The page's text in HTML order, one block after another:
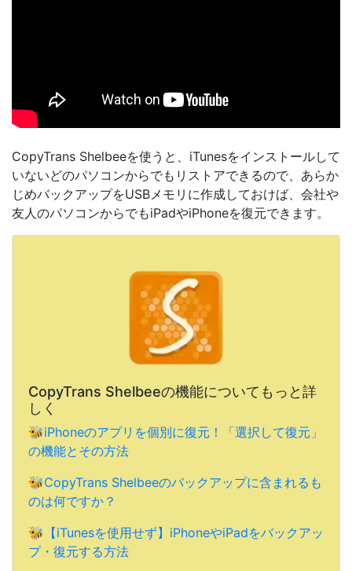
CopyTrans Shelbeeを使うと、iTunesをインストールして
いないどのパソコンからでもリストアできるので、あらか
じめバックアップをUSBメモリに作成しておけば、会社や
友人のパソコンからでもiPadやiPhoneを復元できます。
CopyTrans Shelbeeの機能についてもっと詳
しく
🐝iPhoneのアプリを個別に復元！「選択して復元」
の機能とその方法
🐝CopyTrans Shelbeeのバックアップに含まれるも
のは何ですか？
🐝 【iTunesを使用せず】iPhoneやiPadをバックアッ
プ・復元する方法